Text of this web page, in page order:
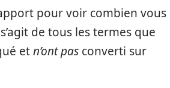
pour voir combien vous
de tous les termes que
etn’ont pas converti sur